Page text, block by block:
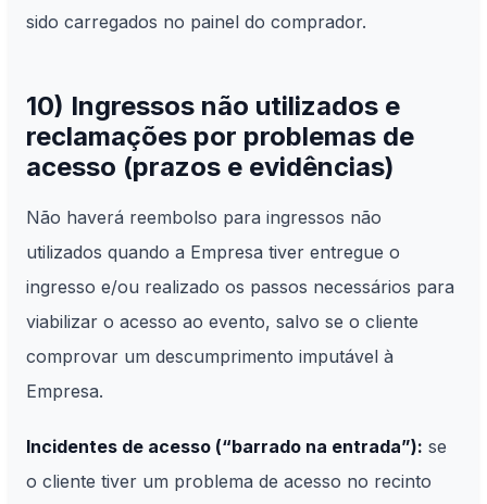
sido carregados no painel do comprador.
10) Ingressos não utilizados e
reclamações por problemas de
acesso (prazos e evidências)
Não haverá reembolso para ingressos não
utilizados quando a Empresa tiver entregue o
ingresso e/ou realizado os passos necessários para
viabilizar o acesso ao evento, salvo se o cliente
comprovar um descumprimento imputável à
Empresa.
Incidentes de acesso (“barrado na entrada”): se
o cliente tiver um problema de acesso no recinto